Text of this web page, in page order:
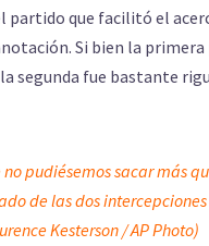
partido que facilitó el
Si bien la primera
segunda fue bastante
pudiésemos sacar más
de las dos
Kesterson / AP Photo)